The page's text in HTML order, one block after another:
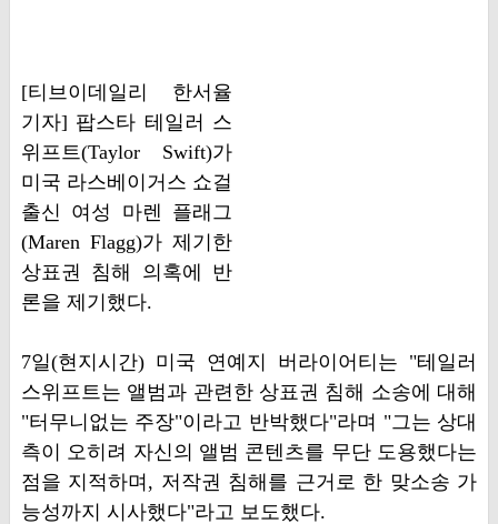
[티브이데일리 한서율
기자] 팝스타 테일러 스
위프트(Taylor Swift)가
미국 라스베이거스 쇼걸
출신 여성 마렌 플래그
(Maren Flagg)가 제기한
상표권 침해 의혹에 반
론을 제기했다.
7일(현지시간) 미국 연예지 버라이어티는 "테일러
스위프트는 앨범과 관련한 상표권 침해 소송에 대해
"터무니없는 주장"이라고 반박했다"라며 "그는 상대
측이 오히려 자신의 앨범 콘텐츠를 무단 도용했다는
점을 지적하며, 저작권 침해를 근거로 한 맞소송 가
능성까지 시사했다"라고 보도했다.